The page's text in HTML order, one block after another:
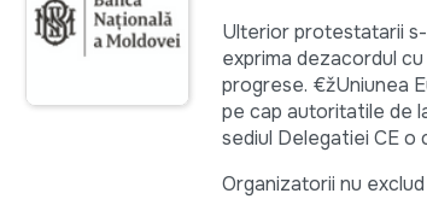
Ulterior protestatarii
exprima dezacordul
progrese. €žUniunea
pe cap autoritatile de
sediul Delegatiei CE o
Organizatorii nu